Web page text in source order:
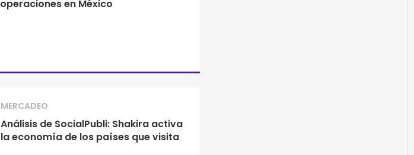
operaciones en México
MERCADEO
Análisis de SocialPubli: Shakira activa
la economía de los países que visita